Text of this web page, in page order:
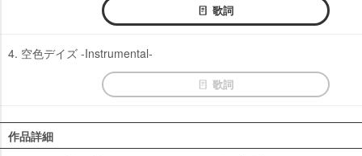
歌詞
4. 空色デイズ -Instrumental-
歌詞
作品詳細